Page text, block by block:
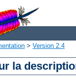
> Version 2.4
la